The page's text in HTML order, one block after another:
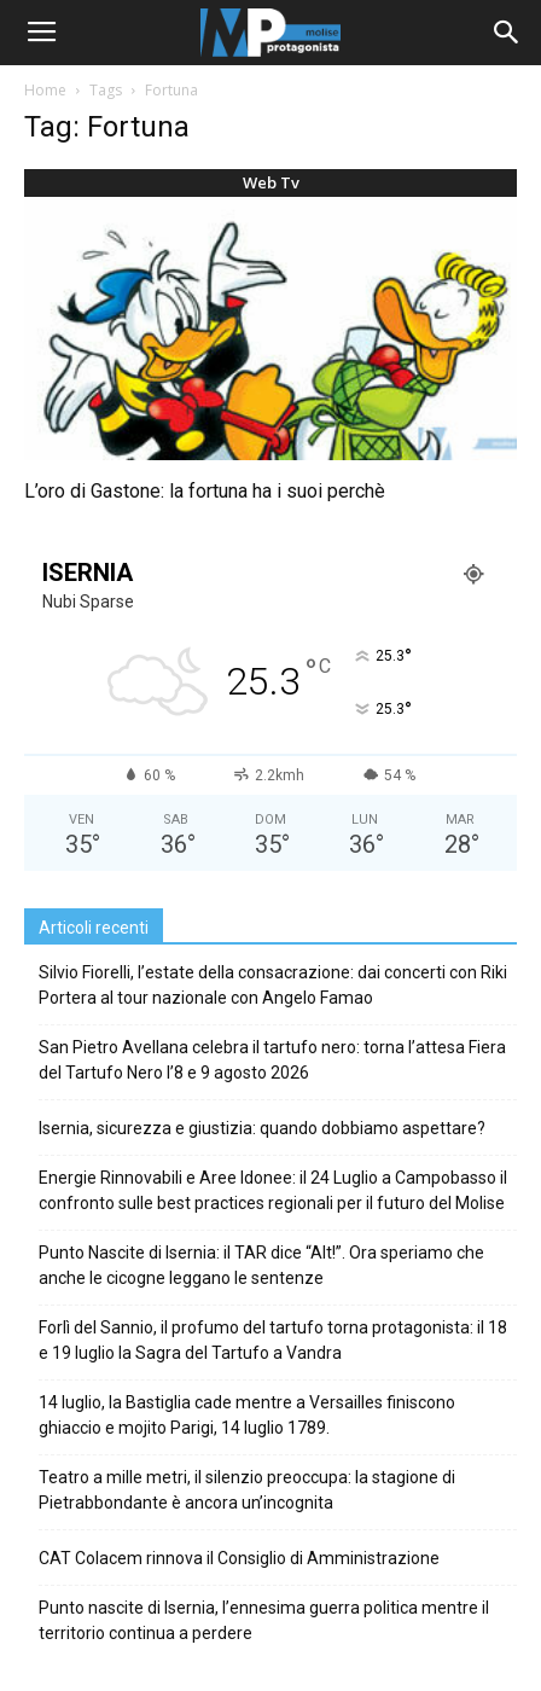
Home Tags Fortuna
Tag: Fortuna
Web Tv
L’oro di Gastone: la fortuna ha i suoi perchè
ISERNIA
Nubi Sparse
25.3 °C 25.3°
25.3°
60 % 2.2kmh 54 %
VEN
35°
SAB
36°
DOM
35°
LUN
36°
MAR
28°
Articoli recenti
Silvio Fiorelli, l’estate della consacrazione: dai concerti con Riki
Portera al tour nazionale con Angelo Famao
San Pietro Avellana celebra il tartufo nero: torna l’attesa Fiera
del Tartufo Nero l’8 e 9 agosto 2026
Isernia, sicurezza e giustizia: quando dobbiamo aspettare?
Energie Rinnovabili e Aree Idonee: il 24 Luglio a Campobasso il
confronto sulle best practices regionali per il futuro del Molise
Punto Nascite di Isernia: il TAR dice “Alt!”. Ora speriamo che
anche le cicogne leggano le sentenze
Forlì del Sannio, il profumo del tartufo torna protagonista: il 18
e 19 luglio la Sagra del Tartufo a Vandra
14 luglio, la Bastiglia cade mentre a Versailles finiscono
ghiaccio e mojito Parigi, 14 luglio 1789.
Teatro a mille metri, il silenzio preoccupa: la stagione di
Pietrabbondante è ancora un’incognita
CAT Colacem rinnova il Consiglio di Amministrazione
Punto nascite di Isernia, l’ennesima guerra politica mentre il
territorio continua a perdere